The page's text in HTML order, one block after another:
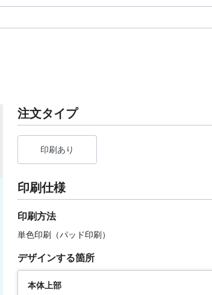
注文タイプ
印刷あり
印刷仕様
印刷方法
単色印刷（パッド印刷）
デザインする箇所
本体上部